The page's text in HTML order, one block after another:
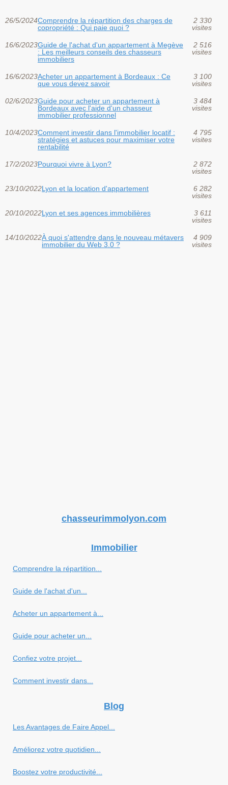
26/5/2024Comprendre la répartition des charges de
copropriété : Qui paie quoi ?
2 330
visites
16/6/2023Guide de l'achat d'un appartement à Megève
: Les meilleurs conseils des chasseurs
immobiliers
2 516
visites
16/6/2023Acheter un appartement à Bordeaux : Ce
que vous devez savoir
3 100
visites
02/6/2023Guide pour acheter un appartement à
Bordeaux avec l'aide d'un chasseur
immobilier professionnel
3 484
visites
10/4/2023Comment investir dans l'immobilier locatif :
stratégies et astuces pour maximiser votre
rentabilité
4 795
visites
17/2/2023Pourquoi vivre à Lyon?
2 872
visites
23/10/2022Lyon et la location d'appartement
6 282
visites
20/10/2022Lyon et ses agences immobilières
3 611
visites
14/10/2022À quoi s'attendre dans le nouveau métavers
immobilier du Web 3.0 ?
4 909
visites
chasseurimmolyon.com
Immobilier
Comprendre la répartition...
Guide de l'achat d'un...
Acheter un appartement à...
Guide pour acheter un...
Confiez votre projet...
Comment investir dans...
Blog
Les Avantages de Faire Appel...
Améliorez votre quotidien...
Boostez votre productivité...